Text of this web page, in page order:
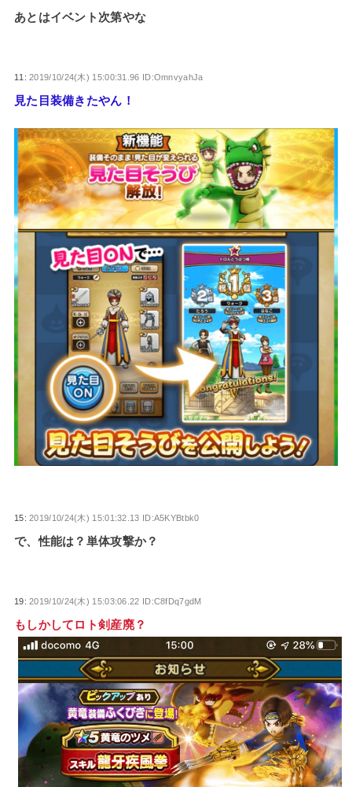
あとはイベント次第やな
11:2019/10/24(木) 15:00:31.96 ID:OmnvyahJa
見た目装備きたやん！
15:2019/10/24(木) 15:01:32.13 ID:A5KYBtbk0
で、性能は？単体攻撃か？
19:2019/10/24(木) 15:03:06.22 ID:C8fDq7gdM
もしかしてロト剣産廃？